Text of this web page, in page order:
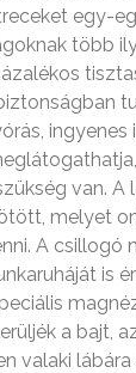
egy-
több
van. A
melyet
A csillogó
is
a bajt,
valaki